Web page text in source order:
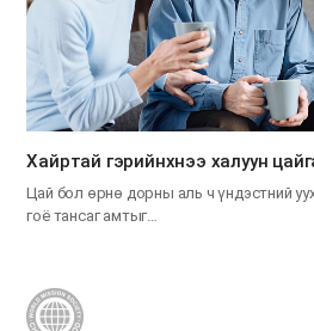
Хайртай гэрийнхнээ халуун
Цай бол өрнө дорны аль ч үндэстний
гоё тансаг амтыг…